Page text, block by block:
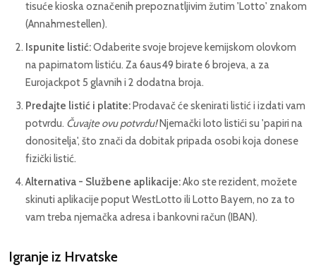
tisuće kioska označenih prepoznatljivim žutim 'Lotto' znakom
(Annahmestellen).
Ispunite listić:Odaberite svoje brojeve kemijskom olovkom
na papirnatom listiću. Za 6aus49 birate 6 brojeva, a za
Eurojackpot 5 glavnih i 2 dodatna broja.
Predajte listić i platite:Prodavač će skenirati listić i izdati vam
potvrdu. Čuvajte ovu potvrdu!Njemački loto listići su 'papiri na
donositelja', što znači da dobitak pripada osobi koja donese
fizički listić.
Alternativa - Službene aplikacije:Ako ste rezident, možete
skinuti aplikacije poput WestLotto ili Lotto Bayern, no za to
vam treba njemačka adresa i bankovni račun (IBAN).
Igranje iz Hrvatske